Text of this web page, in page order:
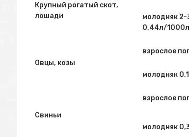
Крупный рогатый скот,
лошади
молодняк 2-
0,44л/1000л
Овцы, козы
взрослое
молодняк
Свиньи
взрослое
молодняк